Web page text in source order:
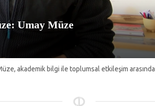
Umay Müze
akademik bilgi ile toplumsal etkileşim arasında